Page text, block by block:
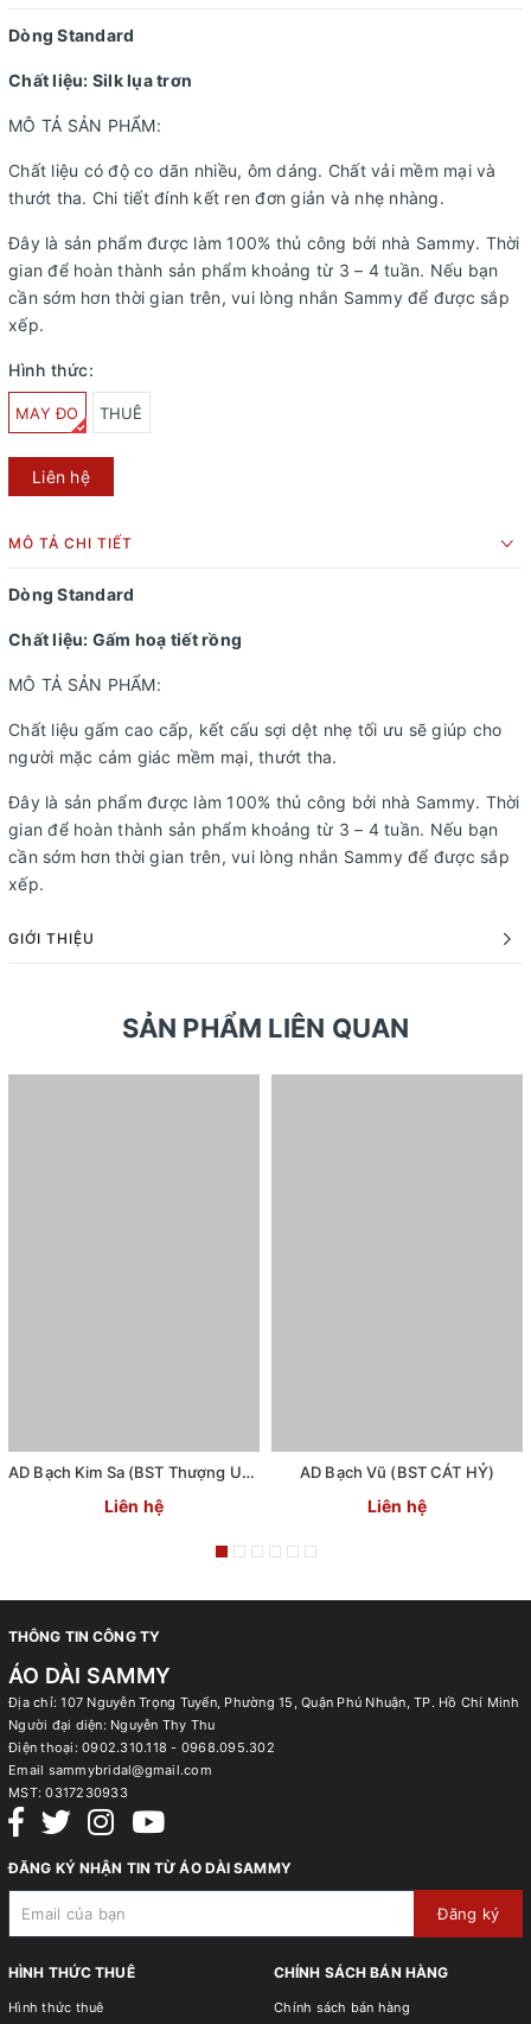
Dòng Standard
Chất liệu: Silk lụa trơn
MÔ TẢ SẢN PHẨM:
Chất liệu có độ co dãn nhiều, ôm dáng. Chất vải mềm mại và
thướt tha. Chi tiết đính kết ren đơn giản và nhẹ nhàng.
Đây là sản phẩm được làm 100% thủ công bởi nhà Sammy. Thời
gian để hoàn thành sản phẩm khoảng từ 3 – 4 tuần. Nếu bạn
cần sớm hơn thời gian trên, vui lòng nhắn Sammy để được sắp
xếp.
Hình thức:
MAY ĐO THUÊ
Liên hệ
MÔ TẢ CHI TIẾT
Dòng Standard
Chất liệu: Gấm hoạ tiết rồng
MÔ TẢ SẢN PHẨM:
Chất liệu gấm cao cấp, kết cấu sợi dệt nhẹ tối ưu sẽ giúp cho
người mặc cảm giác mềm mại, thướt tha.
Đây là sản phẩm được làm 100% thủ công bởi nhà Sammy. Thời
gian để hoàn thành sản phẩm khoảng từ 3 – 4 tuần. Nếu bạn
cần sớm hơn thời gian trên, vui lòng nhắn Sammy để được sắp
xếp.
GIỚI THIỆU
SẢN PHẨM LIÊN QUAN
AD Bạch Kim Sa (BST Thượng Uyển)
Liên hệ
AD Bạch Vũ (BST CÁT HỶ)
Liên hệ
THÔNG TIN CÔNG TY
ÁO DÀI SAMMY
Địa chỉ: 107 Nguyễn Trọng Tuyển, Phường 15, Quận Phú Nhuận, TP. Hồ Chí Minh
Người đại diện: Nguyễn Thy Thu
Điện thoại: 0902.310.118 - 0968.095.302
Email sammybridal@gmail.com
MST:0317230933
ĐĂNG KÝ NHẬN TIN TỪ ÁO DÀI SAMMY
Đăng ký
HÌNH THỨC THUÊ
Hình thức thuê
CHÍNH SÁCH BÁN HÀNG
Chính sách bán hàng